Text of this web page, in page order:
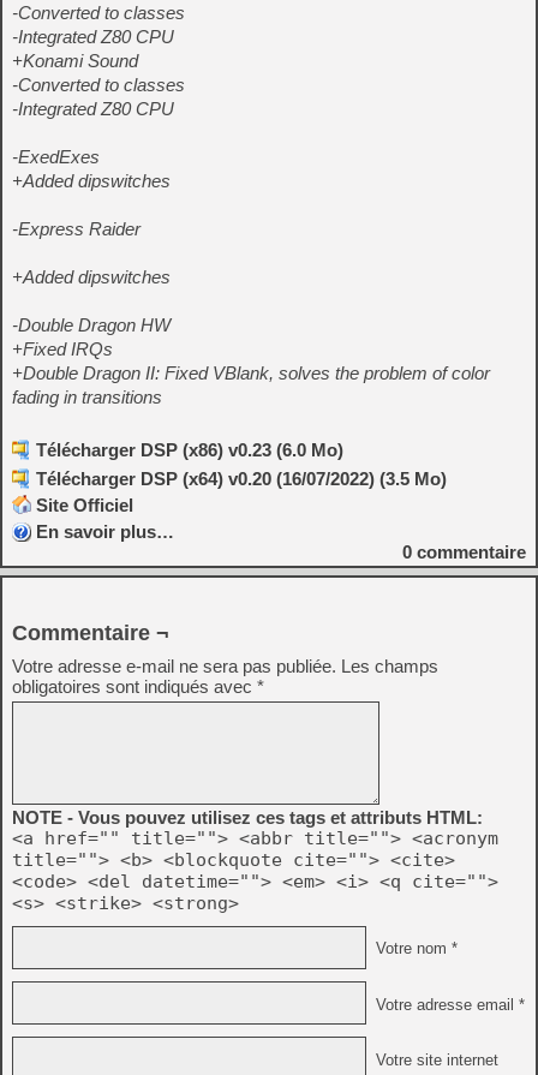
-Converted to classes
-Integrated Z80 CPU
+Konami Sound
-Converted to classes
-Integrated Z80 CPU
-ExedExes
+Added dipswitches
-Express Raider
+Added dipswitches
-Double Dragon HW
+Fixed IRQs
+Double Dragon II: Fixed VBlank, solves the problem of color
fading in transitions
Télécharger DSP (x86) v0.23 (6.0 Mo)
Télécharger DSP (x64) v0.20 (16/07/2022) (3.5 Mo)
Site Officiel
En savoir plus…
0 commentaire
Commentaire ¬
Votre adresse e-mail ne sera pas publiée. Les champs
obligatoires sont indiqués avec *
NOTE - Vous pouvez utilisez ces tags et attributs HTML:
<a href="" title=""> <abbr title=""> <acronym
title=""> <b> <blockquote cite=""> <cite>
<code> <del datetime=""> <em> <i> <q cite="">
<s> <strike> <strong>
Votre nom *
Votre adresse email *
Votre site internet